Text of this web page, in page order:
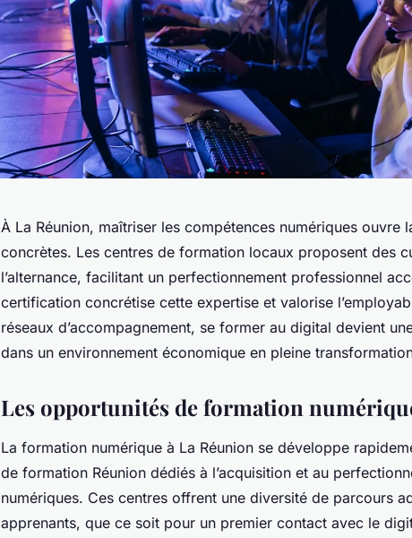
À La Réunion, maîtriser les compétences numériques ouvre
concrètes. Les centres de formation locaux proposent des
l’alternance, facilitant un perfectionnement professionnel
certification concrétise cette expertise et valorise
réseaux d’accompagnement, se former au digital devient
dans un environnement économique en pleine
Les opportunités de formation
La formation numérique à La Réunion se développe
de formation Réunion dédiés à l’acquisition et au
numériques. Ces centres offrent une diversité de parcours
apprenants, que ce soit pour un premier contact avec le